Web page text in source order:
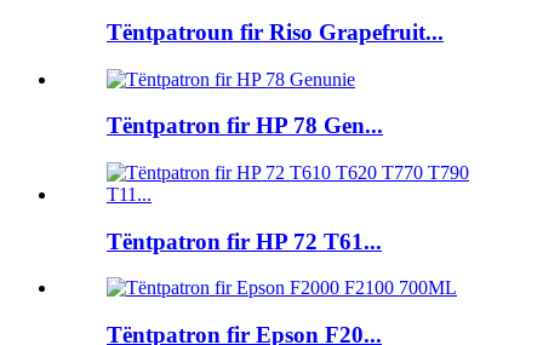
Tëntpatroun fir Riso Grapefruit...
Tëntpatron fir HP 78 Gen...
Tëntpatron fir HP 72 T61...
Tëntpatron fir Epson F20...